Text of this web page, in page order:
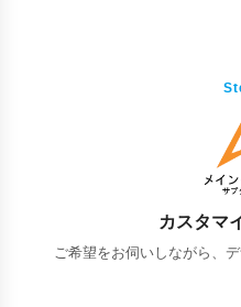
カスタマ
ご希望をお伺いしながら、